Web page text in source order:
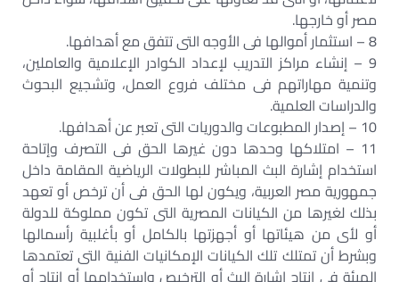
مصر أو خارجها.
8 – استثمار أموالها فى الأوجه التى تتفق مع أهدافها.
9 – إنشاء مراكز التدريب لإعداد الكوادر الإعلامية والعاملين،
وتنمية مهاراتهم فى مختلف فروع العمل، وتشجيع البحوث
والدراسات العلمية.
10 – إصدار المطبوعات والدوريات التى تعبر عن أهدافها.
11 – امتلاكها وحدها دون غيرها الحق فى التصرف وإتاحة
استخدام إشارة البث المباشر للبطولات الرياضية المقامة داخل
جمهورية مصر العربية، ويكون لها الحق فى أن ترخص أو تعهد
بذلك لغيرها من الكيانات المصرية التى تكون مملوكة للدولة
أو لأى من هيئاتها أو أجهزتها بالكامل أو بأغلبية رأسمالها
وبشرط أن تمتلك تلك الكيانات الإمكانيات الفنية التى تعتمدها
الهيئة فى إنتاج إشارة البث أو الترخيص واستخدامها أو إنتاج أو